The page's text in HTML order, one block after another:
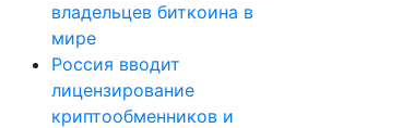
владельцев биткоина в
мире
Россия вводит
лицензирование
криптообменников и